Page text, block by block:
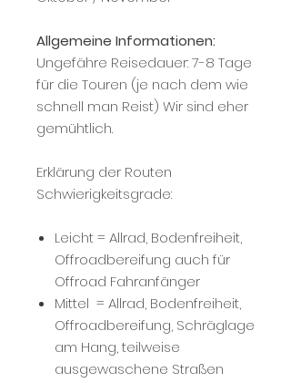
Allgemeine Informationen:
Ungefähre Reisedauer: 7-8 Tage
für die Touren (je nach dem wie
schnell man Reist) Wir sind eher
gemühtlich.
Erklärung der Routen
Schwierigkeitsgrade:
Leicht = Allrad, Bodenfreiheit,
Offroadbereifung auch für
Offroad Fahranfänger
Mittel = Allrad, Bodenfreiheit,
Offroadbereifung, Schräglage
am Hang, teilweise
ausgewaschene Straßen